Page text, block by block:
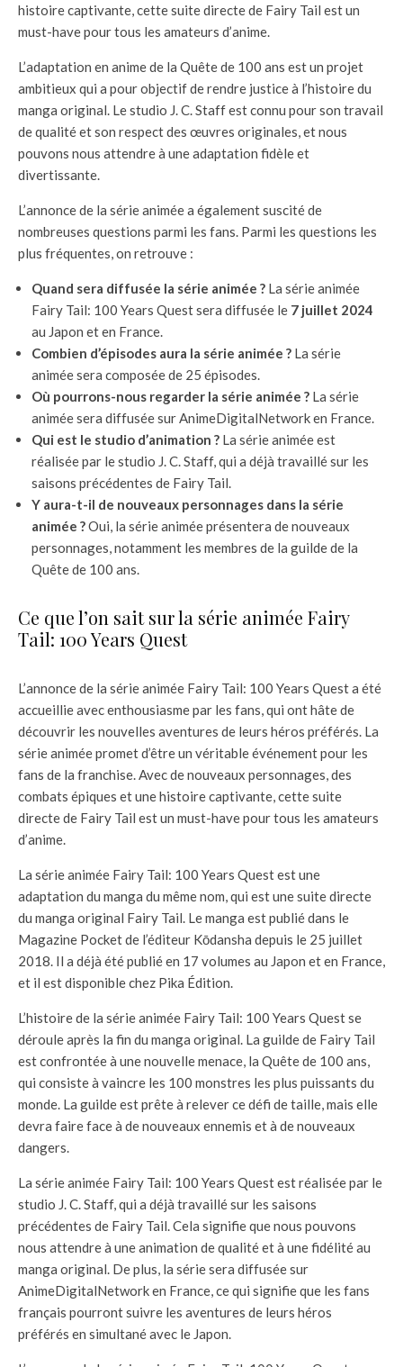
histoire captivante, cette suite directe de Fairy Tail est un
must-have pour tous les amateurs d’anime.
L’adaptation en anime de la Quête de 100 ans est un projet
ambitieux qui a pour objectif de rendre justice à l’histoire du
manga original. Le studio J. C. Staff est connu pour son travail
de qualité et son respect des œuvres originales, et nous
pouvons nous attendre à une adaptation fidèle et
divertissante.
L’annonce de la série animée a également suscité de
nombreuses questions parmi les fans. Parmi les questions les
plus fréquentes, on retrouve :
Quand sera diffusée la série animée ? La série animée
Fairy Tail: 100 Years Quest sera diffusée le 7 juillet 2024
au Japon et en France.
Combien d’épisodes aura la série animée ? La série
animée sera composée de 25 épisodes.
Où pourrons-nous regarder la série animée ? La série
animée sera diffusée sur AnimeDigitalNetwork en France.
Qui est le studio d’animation ? La série animée est
réalisée par le studio J. C. Staff, qui a déjà travaillé sur les
saisons précédentes de Fairy Tail.
Y aura-t-il de nouveaux personnages dans la série
animée ?Oui, la série animée présentera de nouveaux
personnages, notamment les membres de la guilde de la
Quête de 100 ans.
Ce que l’on sait sur la série animée Fairy
Tail: 100 Years Quest
L’annonce de la série animée Fairy Tail: 100 Years Quest a été
accueillie avec enthousiasme par les fans, qui ont hâte de
découvrir les nouvelles aventures de leurs héros préférés. La
série animée promet d’être un véritable événement pour les
fans de la franchise. Avec de nouveaux personnages, des
combats épiques et une histoire captivante, cette suite
directe de Fairy Tail est un must-have pour tous les amateurs
d’anime.
La série animée Fairy Tail: 100 Years Quest est une
adaptation du manga du même nom, qui est une suite directe
du manga original Fairy Tail. Le manga est publié dans le
Magazine Pocket de l’éditeur Kōdansha depuis le 25 juillet
2018. Il a déjà été publié en 17 volumes au Japon et en France,
et il est disponible chez Pika Édition.
L’histoire de la série animée Fairy Tail: 100 Years Quest se
déroule après la fin du manga original. La guilde de Fairy Tail
est confrontée à une nouvelle menace, la Quête de 100 ans,
qui consiste à vaincre les 100 monstres les plus puissants du
monde. La guilde est prête à relever ce défi de taille, mais elle
devra faire face à de nouveaux ennemis et à de nouveaux
dangers.
La série animée Fairy Tail: 100 Years Quest est réalisée par le
studio J. C. Staff, qui a déjà travaillé sur les saisons
précédentes de Fairy Tail. Cela signifie que nous pouvons
nous attendre à une animation de qualité et à une fidélité au
manga original. De plus, la série sera diffusée sur
AnimeDigitalNetwork en France, ce qui signifie que les fans
français pourront suivre les aventures de leurs héros
préférés en simultané avec le Japon.